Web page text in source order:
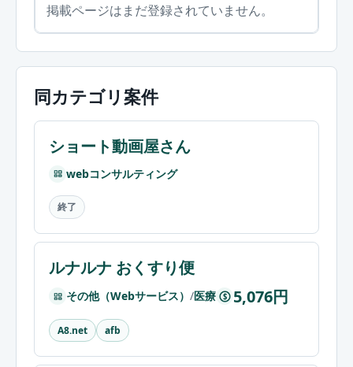
掲載ページはまだ登録されていません。
同カテゴリ案件
ショート動画屋さん
webコンサルティング
終了
ルナルナ おくすり便
その他（Webサービス） /医療 $ 5,076円
A8.net afb